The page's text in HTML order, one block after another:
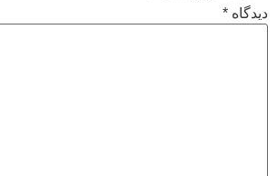
دیدگاه *